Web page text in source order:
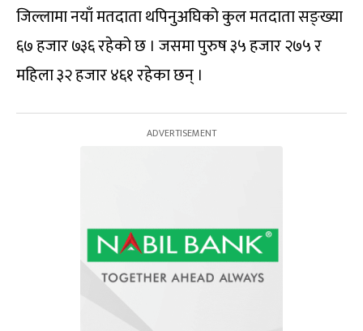
जिल्लामा नयाँ मतदाता थपिनुअघिको कुल मतदाता सङ्ख्या
६७ हजार ७३६ रहेको छ । जसमा पुरुष ३५ हजार २७५ र
महिला ३२ हजार ४६१ रहेका छन् ।